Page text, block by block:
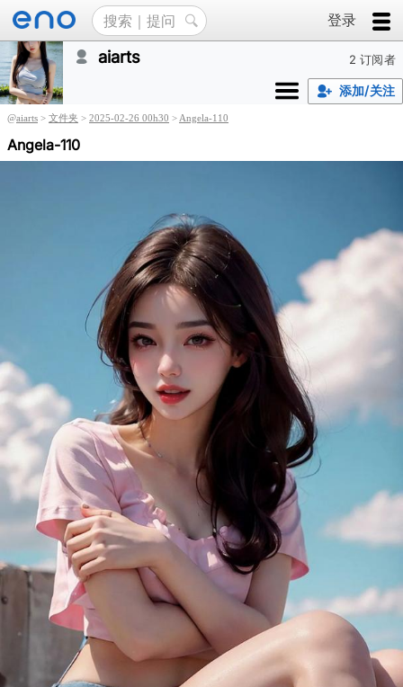
登录
2 订阅者
aiarts
添加/关注
@aiarts > 文件夹 > 2025-02-26 00h30 > Angela-110
Angela-110